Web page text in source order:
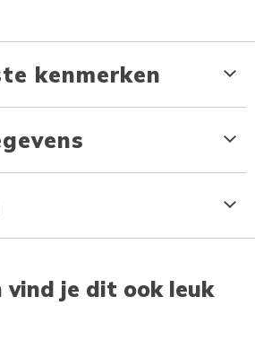
kenmerken
vind je dit ook leuk